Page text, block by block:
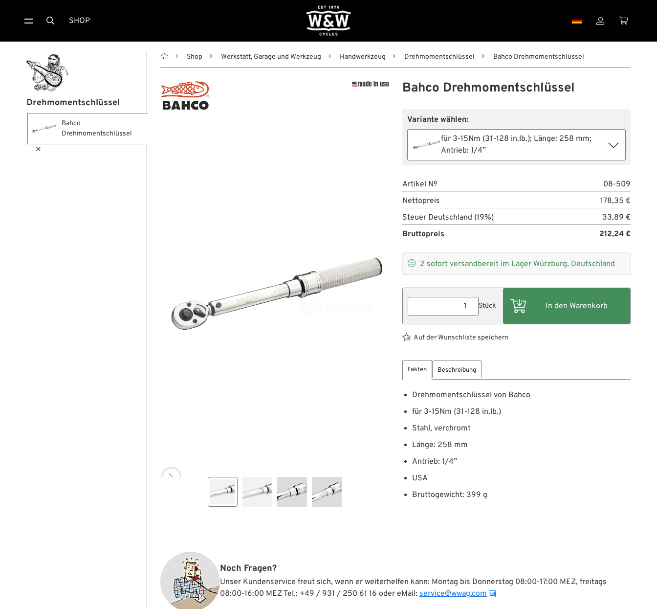
 SHOP  
Drehmomentschlüssel
Bahco
Drehmomentschlüssel

 Shop Werkstatt, Garage und Werkzeug Handwerkzeug Drehmomentschlüssel Bahco Drehmomentschlüssel
Bahco Drehmomentschlüssel

Variante wählen:
für 3-15Nm (31-128 in.lb.); Länge: 258 mm;
Antrieb: 1/4”
Artikel №
08-509
Nettopreis
178,35 €
Steuer Deutschland (19%)
33,89 €
Bruttopreis
212,24 €
 2 sofort versandbereit im Lager Würzburg, Deutschland
Stück
Auf der Wunschliste speichern
Fakten Beschreibung
Drehmomentschlüssel von Bahco
für 3-15Nm (31-128 in.lb.)
Stahl, verchromt
Länge: 258 mm
Antrieb: 1/4”
USA
Bruttogewicht: 399 g
Noch Fragen?
Unser Kundenservice freut sich, wenn er weiterhelfen kann: Montag bis Donnerstag 08:00-17:00 MEZ, freitags
08:00-16:00 MEZ Tel.: +49 / 931 / 250 61 16 oder eMail: service@wwag.com